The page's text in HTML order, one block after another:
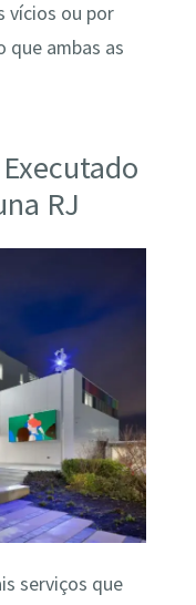
vícios ou por
que ambas as
RJ
serviços que